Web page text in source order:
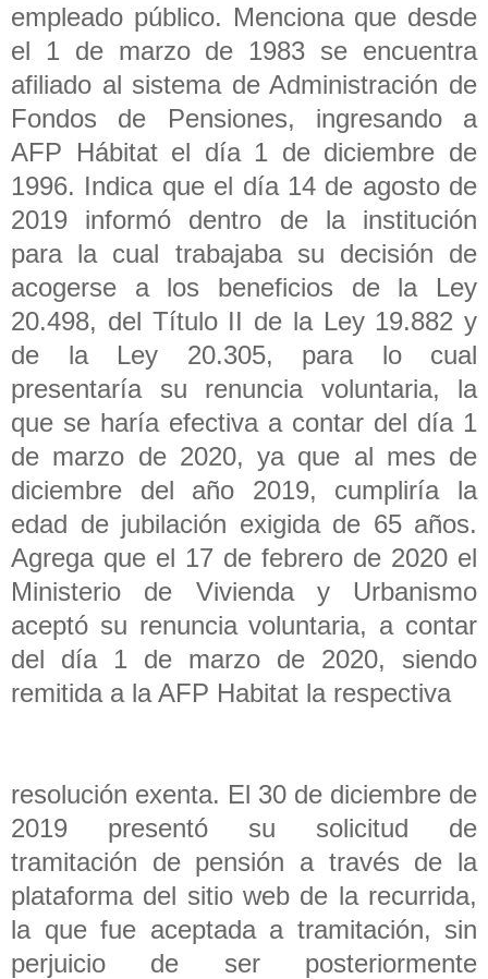
empleado público. Menciona que desde
el 1 de marzo de 1983 se encuentra
afiliado al sistema de Administración de
Fondos de Pensiones, ingresando a
AFP Hábitat el día 1 de diciembre de
1996. Indica que el día 14 de agosto de
2019 informó dentro de la institución
para la cual trabajaba su decisión de
acogerse a los beneficios de la Ley
20.498, del Título II de la Ley 19.882 y
de la Ley 20.305, para lo cual
presentaría su renuncia voluntaria, la
que se haría efectiva a contar del día 1
de marzo de 2020, ya que al mes de
diciembre del año 2019, cumpliría la
edad de jubilación exigida de 65 años.
Agrega que el 17 de febrero de 2020 el
Ministerio de Vivienda y Urbanismo
aceptó su renuncia voluntaria, a contar
del día 1 de marzo de 2020, siendo
remitida a la AFP Habitat la respectiva
resolución exenta. El 30 de diciembre de
2019 presentó su solicitud de
tramitación de pensión a través de la
plataforma del sitio web de la recurrida,
la que fue aceptada a tramitación, sin
perjuicio de ser posteriormente